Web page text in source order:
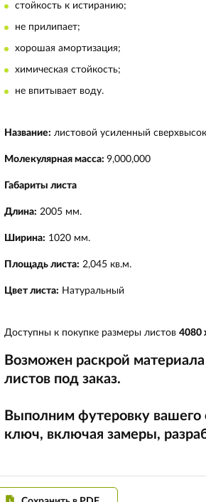
стойкость к истиранию;
не прилипает;
хорошая амортизация;
химическая стойкость;
не впитывает воду.
Название: листовой усиленный
Молекулярная масса: 9,000,000
Габариты листа
Длина: 2005 мм.
Ширина: 1020 мм.
Площадь листа: 2,045 кв.м.
Цвет листа: Натуральный
Доступны к покупке размеры листов 4080
Возможен раскрой
листов под заказ.
Выполним футеровку
ключ, включая замеры,